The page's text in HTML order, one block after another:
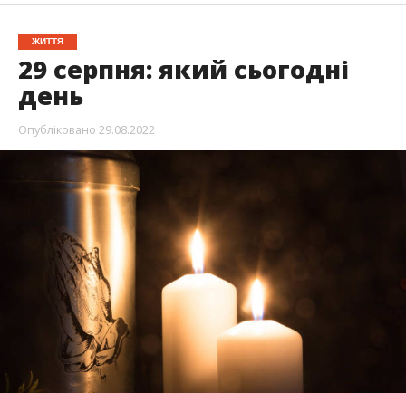
ЖИТТЯ
29 серпня: який сьогодні
день
Опубліковано 29.08.2022